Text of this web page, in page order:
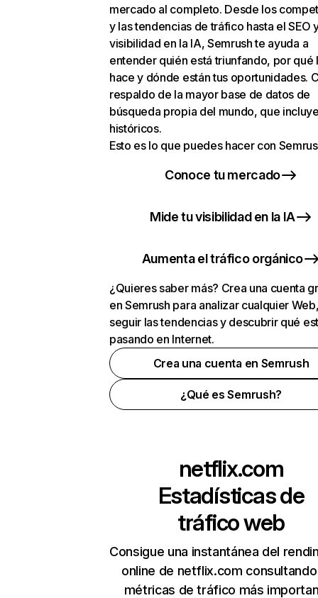
mercado al completo. Desde los
y las tendencias de tráfico hasta el SEO
visibilidad en la IA, Semrush te ayuda a
entender quién está triunfando, por qué
hace y dónde están tus oportunidades.
respaldo de la mayor base de datos de
búsqueda propia del mundo, que
históricos.
Esto es lo que puedes hacer con
Conoce tu mercado
Mide tu visibilidad en la IA
Aumenta el tráfico orgánico
¿Quieres saber más? Crea una cuenta
en Semrush para analizar cualquier
seguir las tendencias y descubrir qué
pasando en Internet.
Crea una cuenta en Semrush
¿Qué es Semrush?
netflix.com
Estadísticas de
tráfico web
Consigue una instantánea del
online de netflix.com
métricas de tráfico más